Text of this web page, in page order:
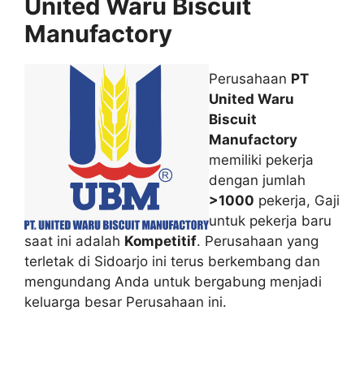
United Waru Biscuit
Manufactory
Perusahaan PT
United Waru
Biscuit
Manufactory
memiliki pekerja
dengan jumlah
>1000 pekerja, Gaji
untuk pekerja baru
saat ini adalah Kompetitif. Perusahaan yang
terletak di Sidoarjo ini terus berkembang dan
mengundang Anda untuk bergabung menjadi
keluarga besar Perusahaan ini.